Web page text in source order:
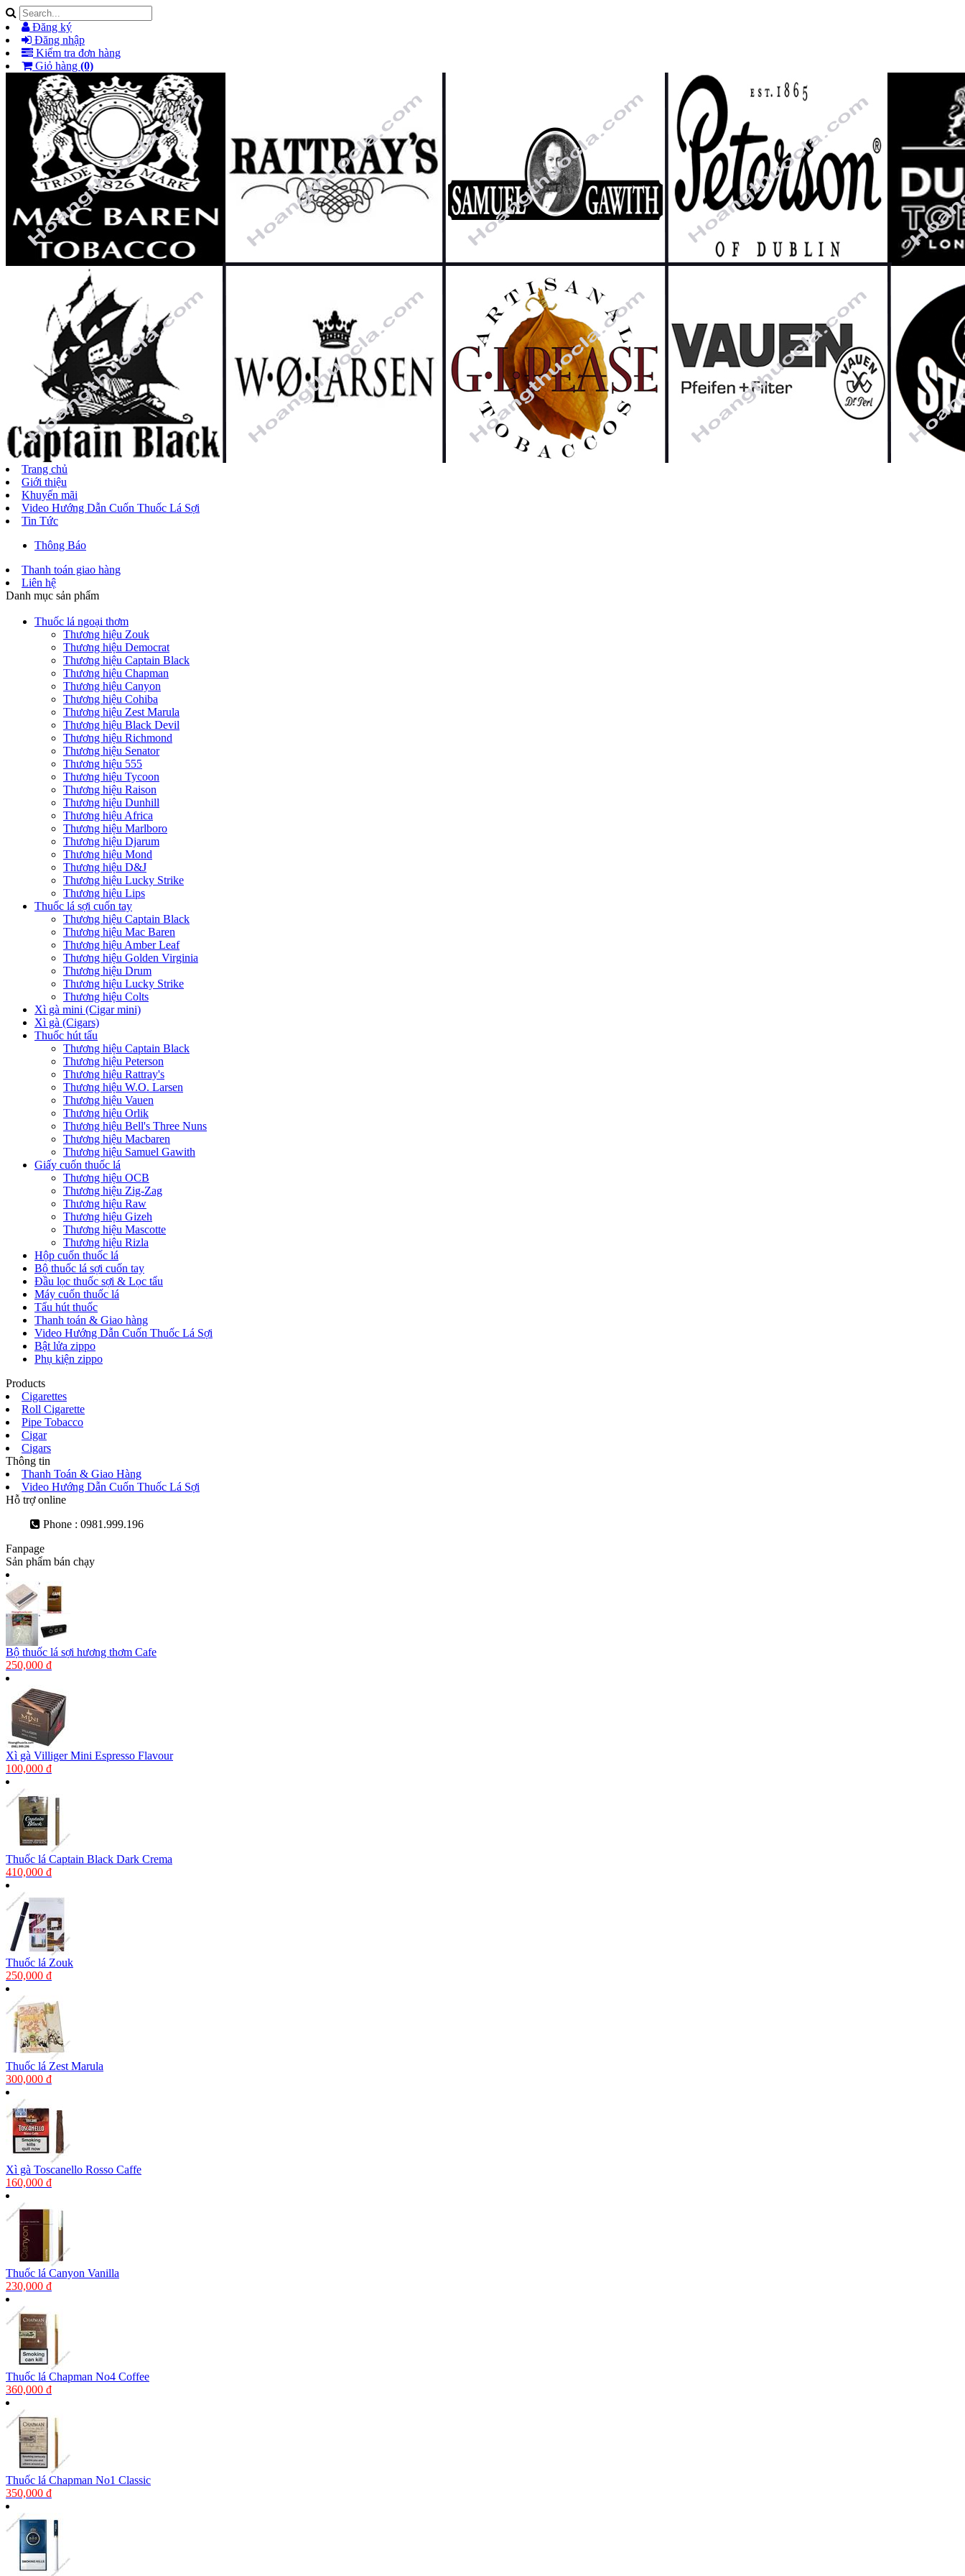
Đăng ký
Đăng nhập
Kiểm tra đơn hàng
Giỏ hàng (0)
Trang chủ
Giới thiệu
Khuyến mãi
Video Hướng Dẫn Cuốn Thuốc Lá Sợi
Tin Tức
Thông Báo
Thanh toán giao hàng
Liên hệ
Danh mục sản phẩm
Thuốc lá ngoại thơm
Thương hiệu Zouk
Thương hiệu Democrat
Thương hiệu Captain Black
Thương hiệu Chapman
Thương hiệu Canyon
Thương hiệu Cohiba
Thương hiệu Zest Marula
Thương hiệu Black Devil
Thương hiệu Richmond
Thương hiệu Senator
Thương hiệu 555
Thương hiệu Tycoon
Thương hiệu Raison
Thương hiệu Dunhill
Thương hiệu Africa
Thương hiệu Marlboro
Thương hiệu Djarum
Thương hiệu Mond
Thương hiệu D&J
Thương hiệu Lucky Strike
Thương hiệu Lips
Thuốc lá sợi cuốn tay
Thương hiệu Captain Black
Thương hiệu Mac Baren
Thương hiệu Amber Leaf
Thương hiệu Golden Virginia
Thương hiệu Drum
Thương hiệu Lucky Strike
Thương hiệu Colts
Xì gà mini (Cigar mini)
Xì gà (Cigars)
Thuốc hút tẩu
Thương hiệu Captain Black
Thương hiệu Peterson
Thương hiệu Rattray's
Thương hiệu W.O. Larsen
Thương hiệu Vauen
Thương hiệu Orlik
Thương hiệu Bell's Three Nuns
Thương hiệu Macbaren
Thương hiệu Samuel Gawith
Giấy cuốn thuốc lá
Thương hiệu OCB
Thương hiệu Zig-Zag
Thương hiệu Raw
Thương hiệu Gizeh
Thương hiệu Mascotte
Thương hiệu Rizla
Hộp cuốn thuốc lá
Bộ thuốc lá sợi cuốn tay
Đầu lọc thuốc sợi & Lọc tẩu
Máy cuốn thuốc lá
Tẩu hút thuốc
Thanh toán & Giao hàng
Video Hướng Dẫn Cuốn Thuốc Lá Sợi
Bật lửa zippo
Phụ kiện zippo
Products
Cigarettes
Roll Cigarette
Pipe Tobacco
Cigar
Cigars
Thông tin
Thanh Toán & Giao Hàng
Video Hướng Dẫn Cuốn Thuốc Lá Sợi
Hỗ trợ online
Phone : 0981.999.196
Fanpage
Sản phẩm bán chạy
Bộ thuốc lá sợi hương thơm Cafe
250,000 đ
Xì gà Villiger Mini Espresso Flavour
100,000 đ
Thuốc lá Captain Black Dark Crema
410,000 đ
Thuốc lá Zouk
250,000 đ
Thuốc lá Zest Marula
300,000 đ
Xì gà Toscanello Rosso Caffe
160,000 đ
Thuốc lá Canyon Vanilla
230,000 đ
Thuốc lá Chapman No4 Coffee
360,000 đ
Thuốc lá Chapman No1 Classic
350,000 đ